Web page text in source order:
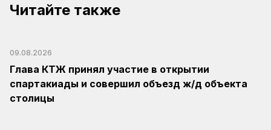
Читайте также
09.08.2026
Глава КТЖ принял участие в открытии
спартакиады и совершил объезд ж/д объекта
столицы